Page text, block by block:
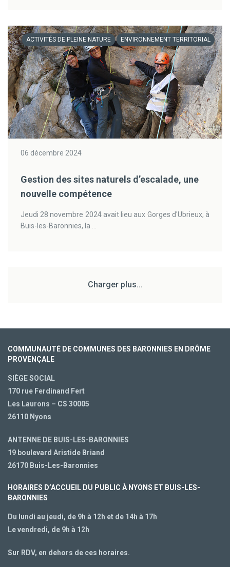
ACTIVITÉS DE PLEINE NATURE ENVIRONNEMENT TERRITORIAL
06 décembre 2024
Gestion des sites naturels d’escalade, une
nouvelle compétence
Jeudi 28 novembre 2024 avait lieu aux Gorges d'Ubrieux, à
Buis-les-Baronnies, la ...
Charger plus...
COMMUNAUTÉ DE COMMUNES DES BARONNIES EN DRÔME
PROVENÇALE
SIÈGE SOCIAL
170 rue Ferdinand Fert
Les Laurons – CS 30005
26110 Nyons
ANTENNE DE BUIS-LES-BARONNIES
19 boulevard Aristide Briand
26170 Buis-Les-Baronnies
HORAIRES D’ACCUEIL DU PUBLIC À NYONS ET BUIS-LES-
BARONNIES
Du lundi au jeudi, de 9h à 12h et de 14h à 17h
Le vendredi, de 9h à 12h
Sur RDV, en dehors de ces horaires.